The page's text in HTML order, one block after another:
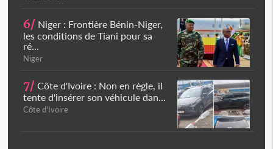
6/ Niger : Frontière Bénin-Niger,
les conditions de Tiani pour sa
ré...
Niger
7/ Côte d'Ivoire : Non en règle, il
tente d'insérer son véhicule dan...
Côte d'Ivoire